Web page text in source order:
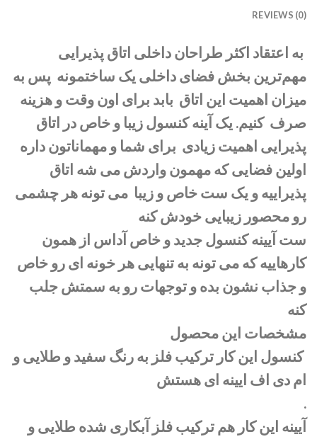
REVIEWS (0)
به اعتقاد اکثر طراحان داخلی اتاق پذیرایی
مهم‌ترین بخش فضای داخلی یک ساختمونه پس به
میزان اهمیت این اتاق بابد برای اون ‌وقت و هزینه
صرف کنیم. یک آینه کنسول زیبا و خاص در اتاق
پذیرایی اهمیت زیادی برای شما و مهماناتون داره
اولین فضایی که مهمون واردش می شه اتاق
پذیراییه و یک ست خاص و زیبا می تونه هر چشمی
رو محصور زیبایی خودش کنه
ست آیینه کنسول جدید و خاص آداس از همون
کارهاییه که می تونه به تنهایی هر خونه ای رو خاص
و جذاب نشون بده و توجهات رو به سمتش جلب
کنه
مشخصات این محصول
کنسول این کار ترکیب فلز به رنگ سفید و طلایی و
ام دی اف ایینه ای هستش
.
آیینه این کار هم ترکیب فلز آبکاری شده طلایی و